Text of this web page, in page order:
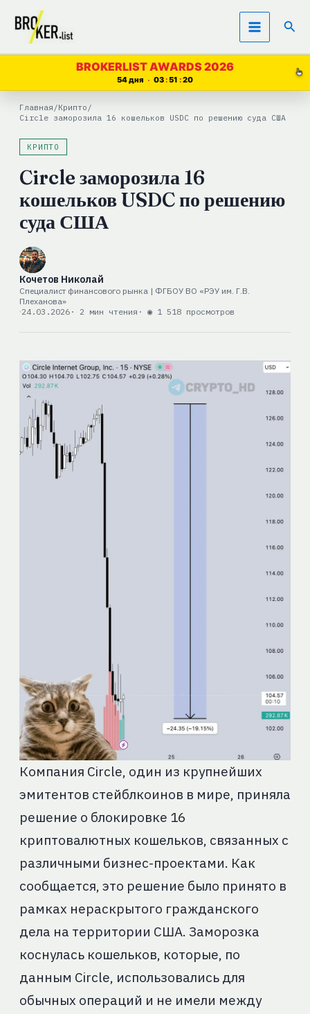
Перейти
содержимому
BROKERLIST AWARDS 2026
54 дня 03 51 19
Главная /Крипто /
Circle заморозила 16 кошельков USDC по решению суда США
КРИПТО
Circle заморозила 16
кошельков USDC по решению
суда США
Кочетов Николай
Специалист финансового рынка | ФГБОУ ВО «РЭУ им. Г.В.
Плеханова»
24.03.2026· 2 мин чтения · ◉ 1 518 просмотров
Компания Circle, один из крупнейших
эмитентов стейблкоинов в мире, приняла
решение о блокировке 16
криптовалютных кошельков, связанных с
различными бизнес-проектами. Как
сообщается, это решение было принято в
рамках нераскрытого гражданского
дела на территории США. Заморозка
коснулась кошельков, которые, по
данным Circle, использовались для
обычных операций и не имели между